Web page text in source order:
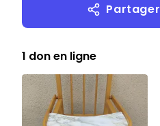
1 don en ligne